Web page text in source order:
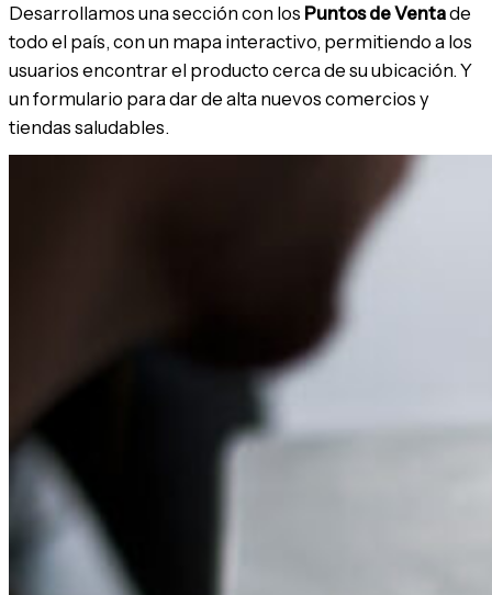
Desarrollamos una sección con los Puntos de Ventade
todo el país, con un mapa interactivo, permitiendo a los
usuarios encontrar el producto cerca de su ubicación. Y
un formulario para dar de alta nuevos comercios y
tiendas saludables.